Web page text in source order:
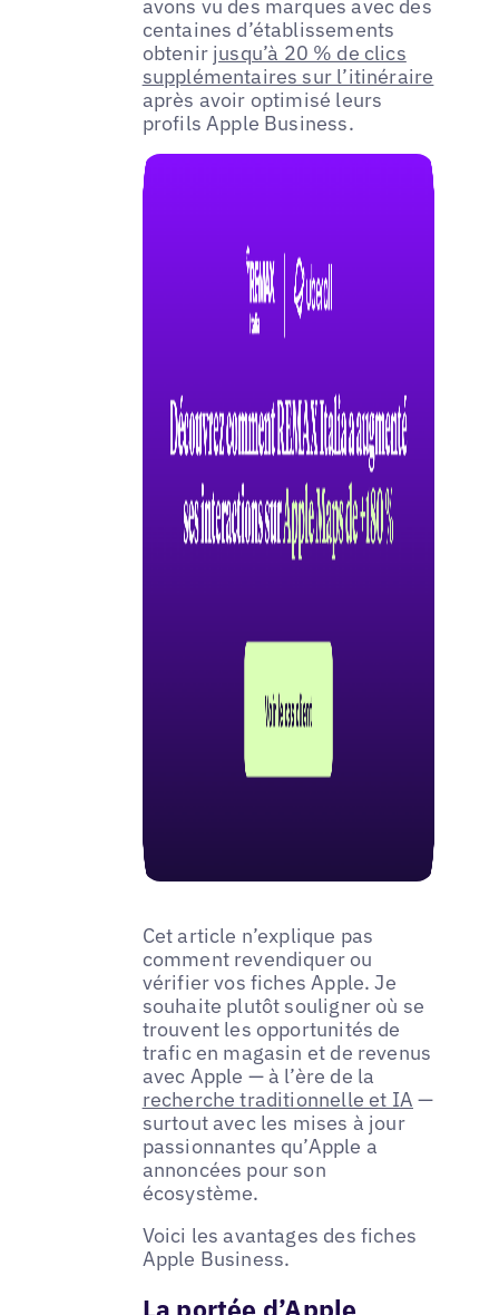
avons vu des marques avec des
centaines d’établissements
obtenir jusqu’à 20 % de clics
supplémentaires sur l’itinéraire
après avoir optimisé leurs
profils Apple Business.
Cet article n’explique pas
comment revendiquer ou
vérifier vos fiches Apple. Je
souhaite plutôt souligner où se
trouvent les opportunités de
trafic en magasin et de revenus
avec Apple — à l’ère de la
recherche traditionnelle et IA —
surtout avec les mises à jour
passionnantes qu’Apple a
annoncées pour son
écosystème.
Voici les avantages des fiches
Apple Business.
La portée d’Apple